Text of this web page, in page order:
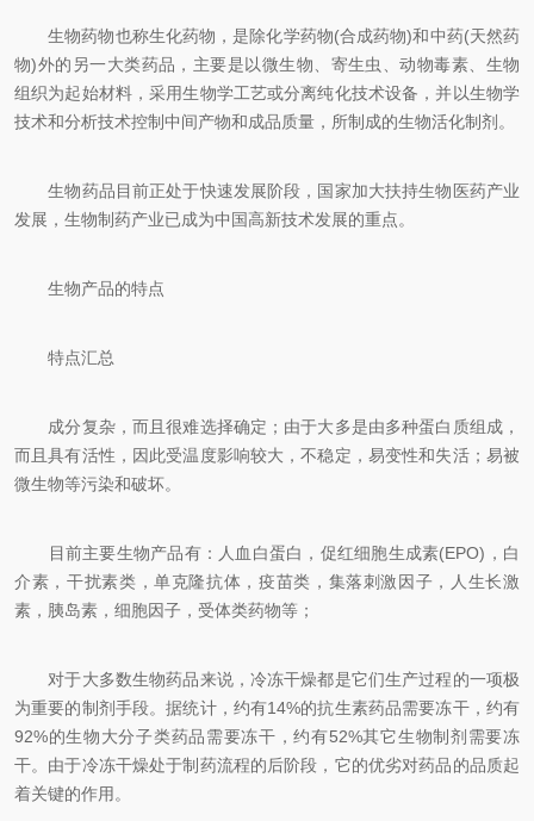
生物药物也称生化药物，是除化学药物(合成药物)和中药(天然药
物)外的另一大类药品，主要是以微生物、寄生虫、动物毒素、生物
组织为起始材料，采用生物学工艺或分离纯化技术设备，并以生物学
技术和分析技术控制中间产物和成品质量，所制成的生物活化制剂。
生物药品目前正处于快速发展阶段，国家加大扶持生物医药产业
发展，生物制药产业已成为中国高新技术发展的重点。
生物产品的特点
特点汇总
成分复杂，而且很难选择确定；由于大多是由多种蛋白质组成，
而且具有活性，因此受温度影响较大，不稳定，易变性和失活；易被
微生物等污染和破坏。
目前主要生物产品有：人血白蛋白，促红细胞生成素(EPO)，白
介素，干扰素类，单克隆抗体，疫苗类，集落刺激因子，人生长激
素，胰岛素，细胞因子，受体类药物等；
对于大多数生物药品来说，冷冻干燥都是它们生产过程的一项极
为重要的制剂手段。据统计，约有14%的抗生素药品需要冻干，约有
92%的生物大分子类药品需要冻干，约有52%其它生物制剂需要冻
干。由于冷冻干燥处于制药流程的后阶段，它的优劣对药品的品质起
着关键的作用。